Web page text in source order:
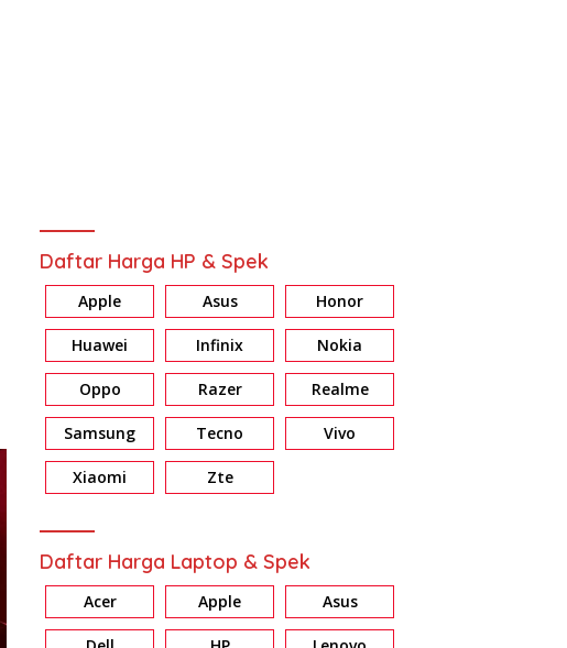
Daftar Harga HP & Spek
Apple Asus Honor
Huawei Infinix Nokia
Oppo Razer Realme
Samsung Tecno Vivo
Xiaomi Zte
Daftar Harga Laptop & Spek
Acer Apple Asus